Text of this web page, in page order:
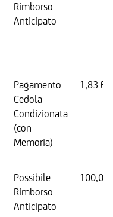
Rimborso
Anticipato
Pagamento
Cedola
Condizionata
(con
Memoria)
1,83
Possibile
Rimborso
Anticipato
100,00